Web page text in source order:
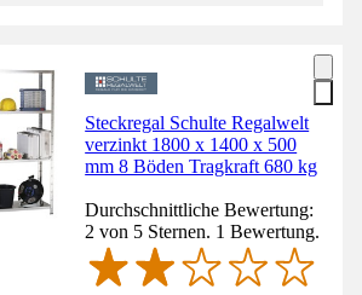
Steckregal Schulte Regalwelt
verzinkt 1800 x 1400 x 500
mm 8 Böden Tragkraft 680 kg
Durchschnittliche Bewertung:
2 von 5 Sternen. 1 Bewertung.